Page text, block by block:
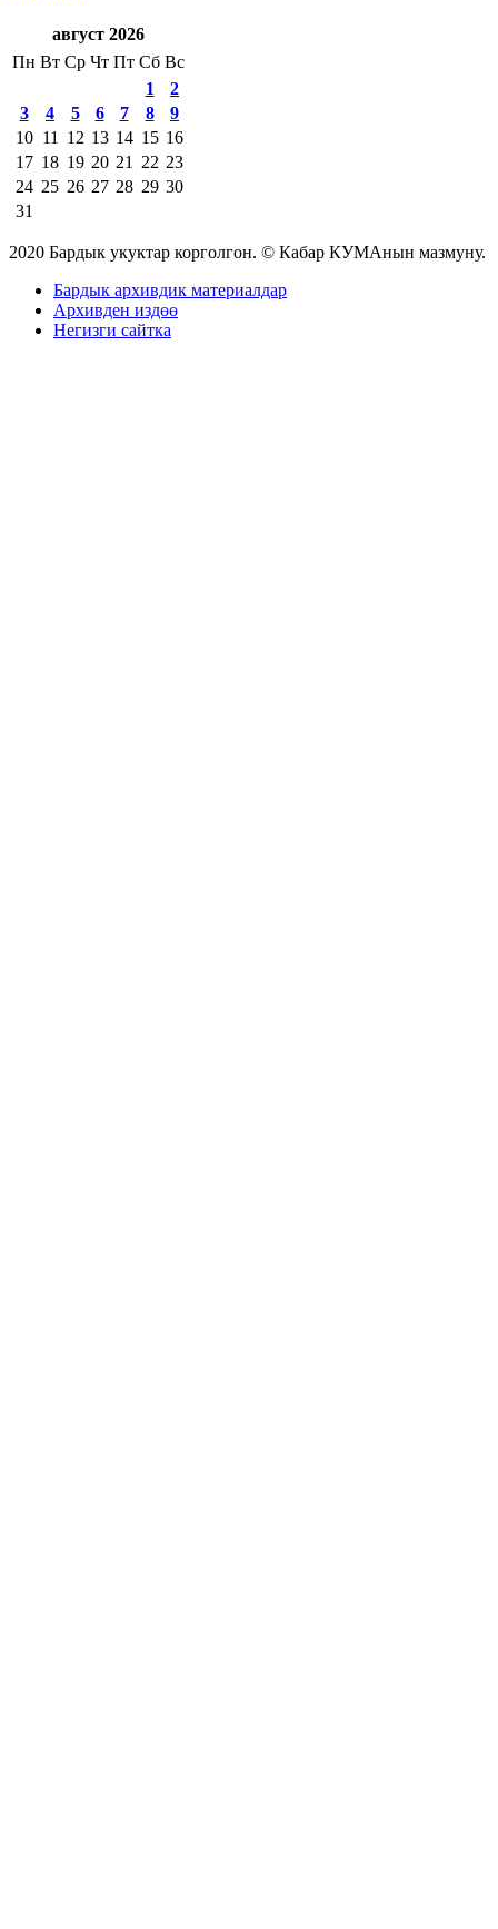
август 2026
Пн Вт Ср Чт Пт Сб Вс
1
2
3
4 5 6 7 8
9
10 11 12 13 14 15 16
17 18 19 20 21 22 23
24 25 26 27 28 29 30
31
2020 Бардык укуктар корголгон. © Кабар КУМАнын мазмуну.
Бардык архивдик материалдар
Архивден издөө
Негизги сайтка